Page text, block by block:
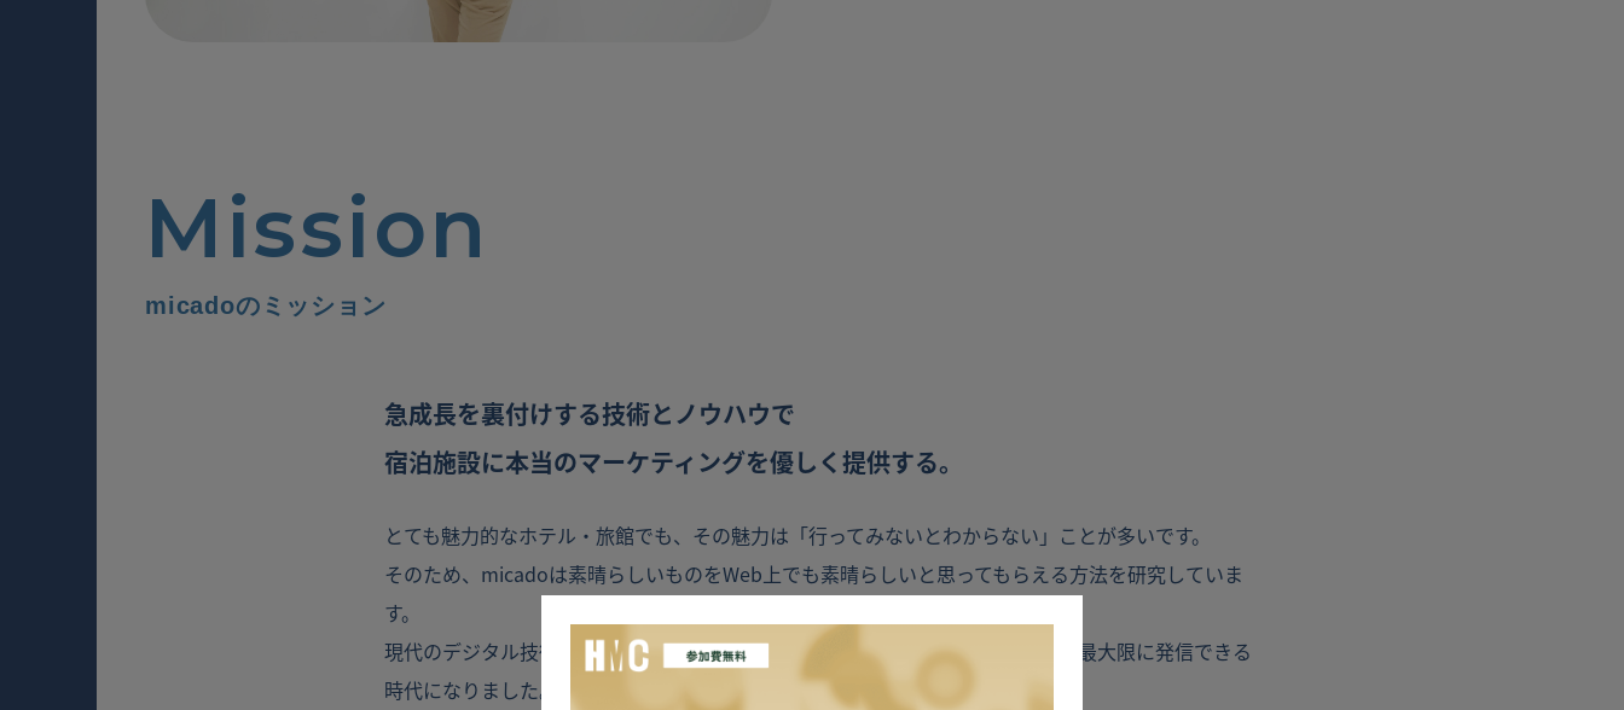
Mission
micadoのミッション
急成長を裏付けする技術とノウハウで
宿泊施設に本当のマーケティングを優しく提供する。
とても魅力的なホテル・旅館でも、その魅力は「行ってみないとわからない」ことが多いです。
そのため、micadoは素晴らしいものをWeb上でも素晴らしいと思ってもらえる方法を研究していま
す。
現代のデジタル技術を駆使することで、ホテル・旅館が持っている本来の魅力を最大限に発信できる
時代になりました。